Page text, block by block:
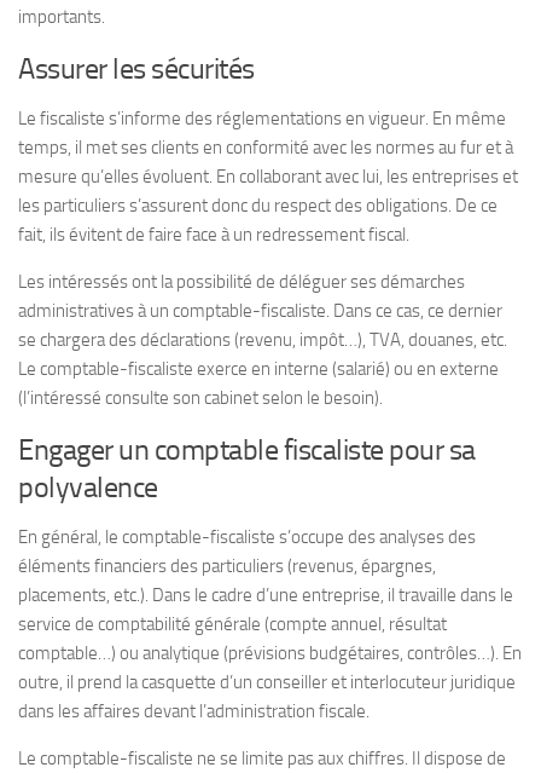
importants.
Assurer les sécurités
Le fiscaliste s’informe des réglementations en vigueur. En même
temps, il met ses clients en conformité avec les normes au fur et à
mesure qu’elles évoluent. En collaborant avec lui, les entreprises et
les particuliers s’assurent donc du respect des obligations. De ce
fait, ils évitent de faire face à un redressement fiscal.
Les intéressés ont la possibilité de déléguer ses démarches
administratives à un comptable-fiscaliste. Dans ce cas, ce dernier
se chargera des déclarations (revenu, impôt…), TVA, douanes, etc.
Le comptable-fiscaliste exerce en interne (salarié) ou en externe
(l’intéressé consulte son cabinet selon le besoin).
Engager un comptable fiscaliste pour sa
polyvalence
En général, le comptable-fiscaliste s’occupe des analyses des
éléments financiers des particuliers (revenus, épargnes,
placements, etc.). Dans le cadre d’une entreprise, il travaille dans le
service de comptabilité générale (compte annuel, résultat
comptable…) ou analytique (prévisions budgétaires, contrôles…). En
outre, il prend la casquette d’un conseiller et interlocuteur juridique
dans les affaires devant l’administration fiscale.
Le comptable-fiscaliste ne se limite pas aux chiffres. Il dispose de